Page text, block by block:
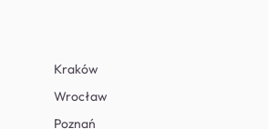
Kraków
Wrocław
Poznań